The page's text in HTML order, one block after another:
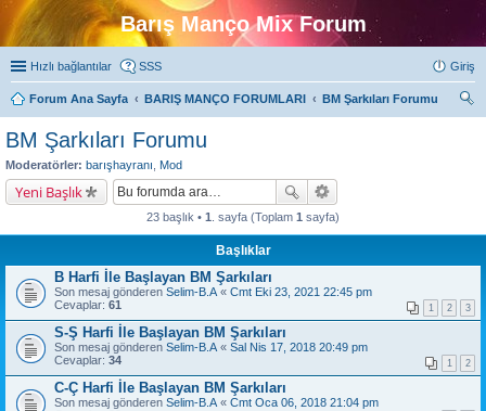
Barış Manço Mix Forum
Hızlı bağlantılar SSS Giriş
Forum Ana Sayfa BARIŞ MANÇO FORUMLARI
BM Şarkıları Forumu
BM Şarkıları Forumu
Moderatörler: barışhayranı Mod
Yeni Başlık
23 başlık • 1 . sayfa (Toplam 1 sayfa)
Başlıklar
B Harfi İle Başlayan BM Şarkıları
Son mesaj gönderen Selim-B.A « Cmt Eki 23, 2021 22:45 pm
Cevaplar: 61 1 2 3
S-Ş Harfi İle Başlayan BM Şarkıları
Son mesaj gönderen Selim-B.A « Sal Nis 17, 2018 20:49 pm
Cevaplar: 34 1 2
C-Ç Harfi İle Başlayan BM Şarkıları
Son mesaj gönderen Selim-B.A « Cmt Oca 06, 2018 21:04 pm